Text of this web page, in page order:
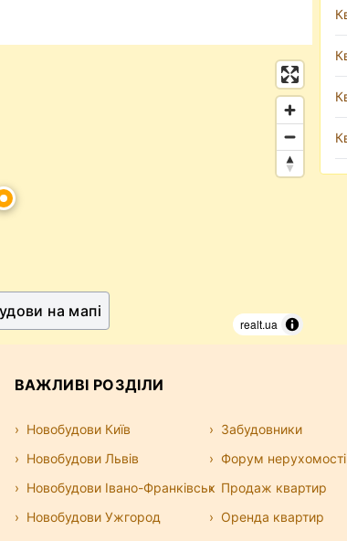
realt.ua
на мапі
ВАЖЛИВІ РОЗДІЛИ
Новобудови Київ
Новобудови Львів
Новобудови Івано-Франківськ
Новобудови Ужгород
Забудовники
Форум нерухомості
Продаж квартир
Оренда квартир